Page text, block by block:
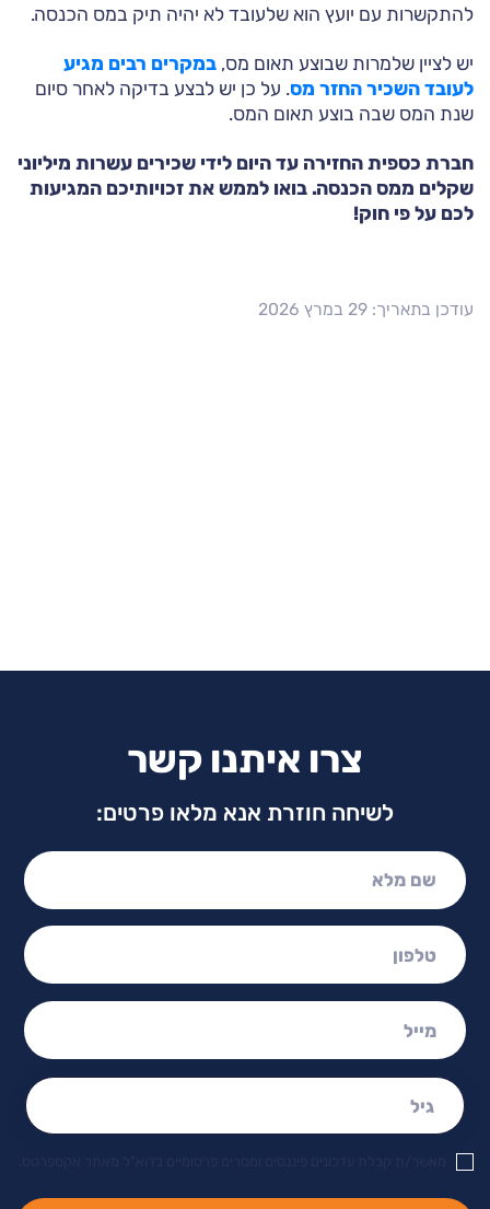
להתקשרות עם יועץ הוא שלעובד לא יהיה תיק במס הכנסה.
יש לציין שלמרות שבוצע תאום מס, במקרים רבים מגיע
לעובד השכיר החזר מס. על כן יש לבצע בדיקה לאחר סיום
שנת המס שבה בוצע תאום המס.
חברת כספית החזירה עד היום לידי שכירים עשרות מיליוני
שקלים ממס הכנסה. בואו לממש את זכויותיכם המגיעות
לכם על פי חוק!
עודכן בתאריך: 29 במרץ 2026
צרו איתנו קשר
לשיחה חוזרת אנא מלאו פרטים:
שם מלא:
טלפון:
מייל:
גיל: